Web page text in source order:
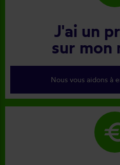
J'ai un
sur mon
Nous vous aidons à